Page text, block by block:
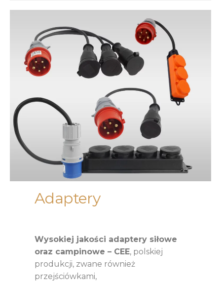
Adaptery
Wysokiej jakości adaptery siłowe
oraz campinowe – CEE, polskiej
produkcji, zwane również
przejściówkami,